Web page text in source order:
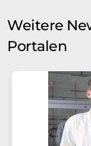
Weitere
Portalen